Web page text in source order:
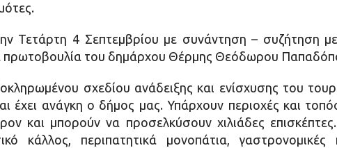
Τετάρτη 4 Σεπτεμβρίου με συνάντηση – συζήτηση
πρωτοβουλία του δημάρχου Θέρμης Θεόδωρου
σχεδίου ανάδειξης και ενίσχυσης του
έχει ανάγκη ο δήμος μας. Υπάρχουν περιοχές και
και μπορούν να προσελκύσουν χιλιάδες
κάλλος, περιπατητικά μονοπάτια, γαστρονομικές